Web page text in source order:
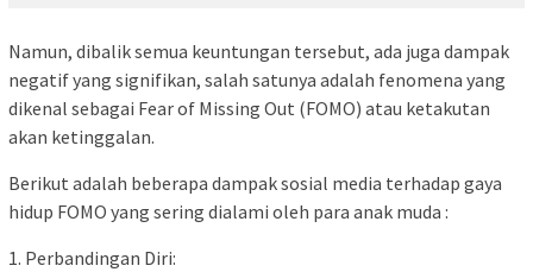
Namun, dibalik semua keuntungan tersebut, ada juga dampak
negatif yang signifikan, salah satunya adalah fenomena yang
dikenal sebagai Fear of Missing Out (FOMO) atau ketakutan
akan ketinggalan.
Berikut adalah beberapa dampak sosial media terhadap gaya
hidup FOMO yang sering dialami oleh para anak muda :
1. Perbandingan Diri: